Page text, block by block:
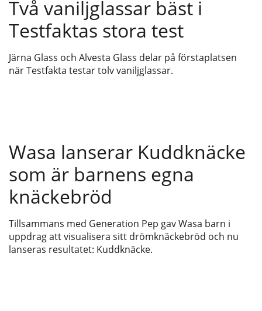
Två vaniljglassar bäst i
Testfaktas stora test
Järna Glass och Alvesta Glass delar på förstaplatsen
när Testfakta testar tolv vaniljglassar.
Wasa lanserar Kuddknäcke
som är barnens egna
knäckebröd
Tillsammans med Generation Pep gav Wasa barn i
uppdrag att visualisera sitt drömknäckebröd och nu
lanseras resultatet: Kuddknäcke.